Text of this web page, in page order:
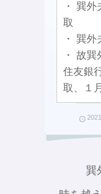
・ 巽
取
・ 巽
・ 故
住友銀
取、１
巽